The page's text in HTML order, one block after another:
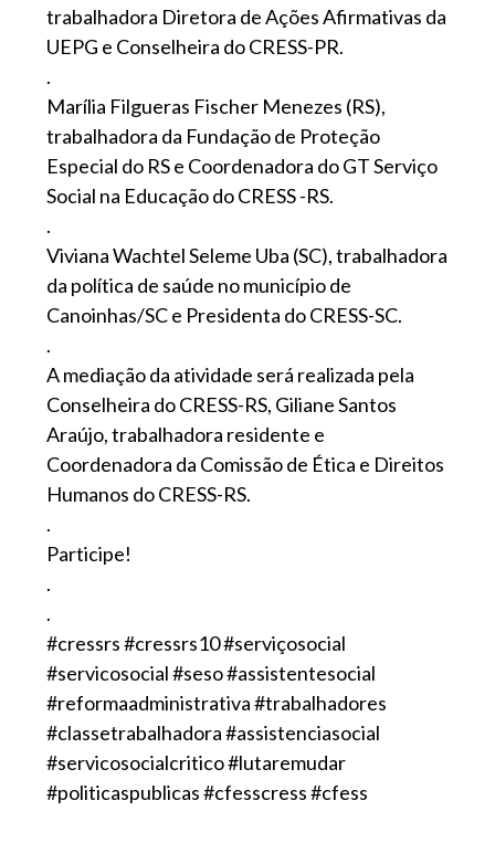
trabalhadora Diretora de Ações Afirmativas da
UEPG e Conselheira do CRESS-PR.
.
Marília Filgueras Fischer Menezes (RS),
trabalhadora da Fundação de Proteção
Especial do RS e Coordenadora do GT Serviço
Social na Educação do CRESS -RS.
.
Viviana Wachtel Seleme Uba (SC), trabalhadora
da política de saúde no município de
Canoinhas/SC e Presidenta do CRESS-SC.
.
A mediação da atividade será realizada pela
Conselheira do CRESS-RS, Giliane Santos
Araújo, trabalhadora residente e
Coordenadora da Comissão de Ética e Direitos
Humanos do CRESS-RS.
.
Participe!
.
.
#cressrs #cressrs10 #serviçosocial
#servicosocial #seso #assistentesocial
#reformaadministrativa #trabalhadores
#classetrabalhadora #assistenciasocial
#servicosocialcritico #lutaremudar
#politicaspublicas #cfesscress #cfess